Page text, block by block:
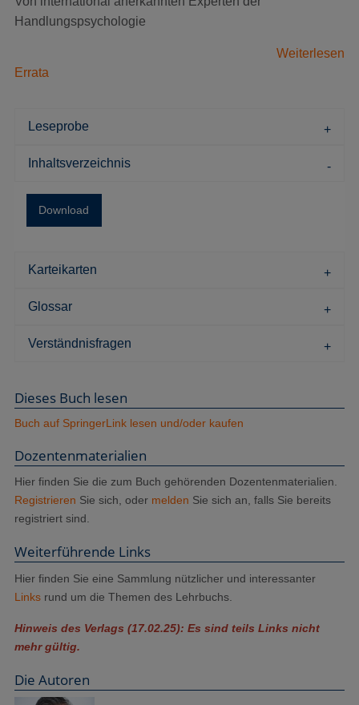
Handlungspsychologie
Weiterlesen
Errata
Leseprobe
Inhaltsverzeichnis
Download
Karteikarten
Glossar
Verständnisfragen
Dieses Buch lesen
Buch auf SpringerLink lesen und/oder kaufen
Dozenten­materialien
Hier finden Sie die zum Buch gehörenden Dozentenmaterialien.
Registrieren Sie sich, oder melden Sie sich an, falls Sie bereits
registriert sind.
Weiterführende Links
Hier finden Sie eine Sammlung nützlicher und interessanter
Links rund um die Themen des Lehrbuchs.
Hinweis des Verlags (17.02.25): Es sind teils Links nicht
mehr gültig.
Die Autoren